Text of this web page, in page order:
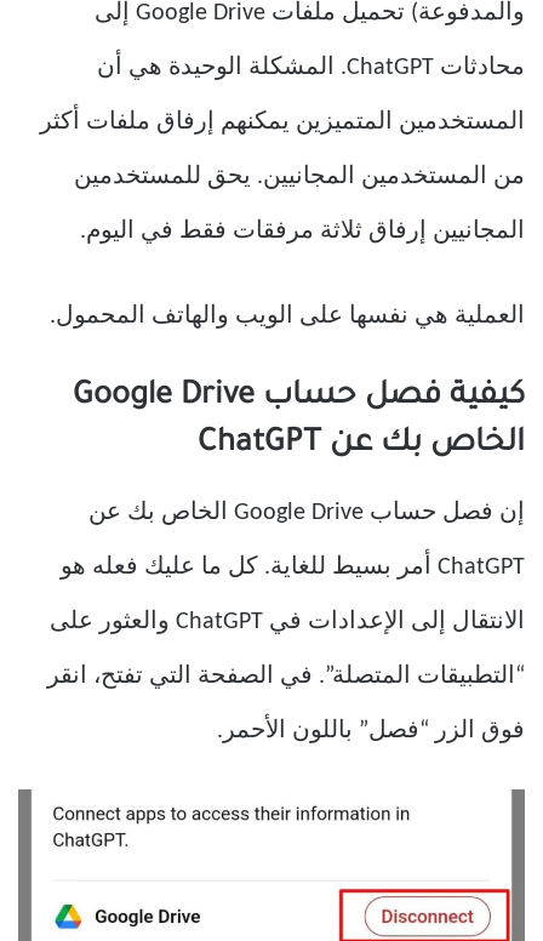
والمدفوعة) تحميل ملفات Google Drive إلى
محادثات ChatGPT. المشكلة الوحيدة هي أن
المستخدمين المتميزين يمكنهم إرفاق ملفات أكثر
من المستخدمين المجانيين. يحق للمستخدمين
المجانيين إرفاق ثلاثة مرفقات فقط في اليوم.
العملية هي نفسها على الويب والهاتف المحمول.
كيفية فصل حساب Google Drive
الخاص بك عن ChatGPT
إن فصل حساب Google Drive الخاص بك عن
ChatGPT أمر بسيط للغاية. كل ما عليك فعله هو
الانتقال إلى الإعدادات في ChatGPT والعثور على
“التطبيقات المتصلة”. في الصفحة التي تفتح، انقر
فوق الزر “فصل” باللون الأحمر.